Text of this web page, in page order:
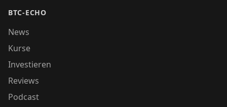
BTC-ECHO
News
Kurse
Investieren
Reviews
Podcast